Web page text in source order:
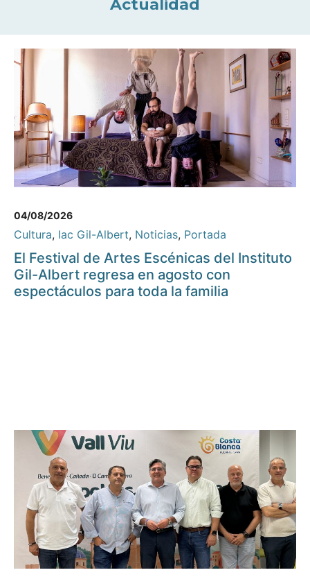
Actualidad
04/08/2026
Cultura, Iac Gil-Albert, Noticias, Portada
El Festival de Artes Escénicas del Instituto
Gil-Albert regresa en agosto con
espectáculos para toda la familia